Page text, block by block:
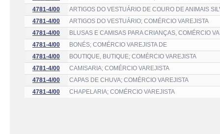
4781-4/00
ARTIGOS DO VESTUÁRIO DE COURO DE ANIMAIS
4781-4/00
ARTIGOS DO VESTUÁRIO; COMÉRCIO VAREJISTA
4781-4/00
BLUSAS E CAMISAS PARA CRIANÇAS, COMÉRCIO
4781-4/00
BONÉS; COMÉRCIO VAREJISTA DE
4781-4/00
BOUTIQUE, BUTIQUE; COMÉRCIO VAREJISTA
4781-4/00
CAMISARIA; COMÉRCIO VAREJISTA
4781-4/00
CAPAS DE CHUVA; COMÉRCIO VAREJISTA
4781-4/00
CHAPELARIA; COMÉRCIO VAREJISTA